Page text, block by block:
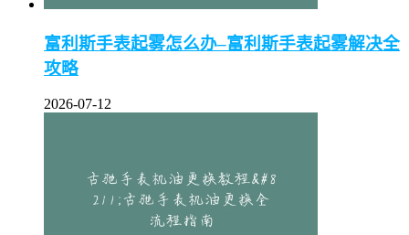
富利斯手表起雾怎么办–富利斯手表起雾解决全
攻略
2026-07-12